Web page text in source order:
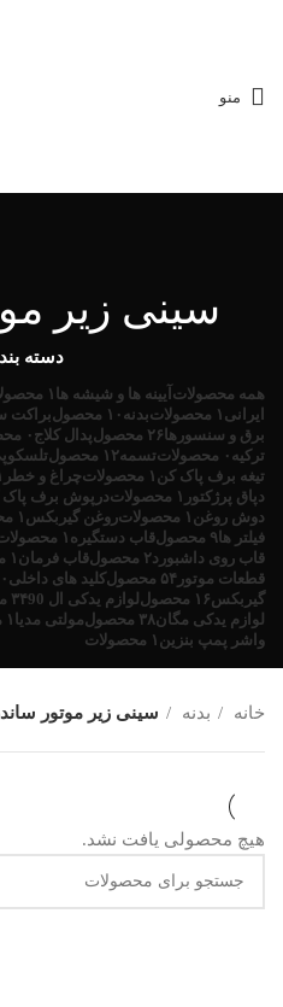
منو
سینی زیر
دسته
همه محصولات آیینه ها و شیشه ها ۱ محصولات
ایرانی ۱ محصولات بدنه ۱۰ محصول براکت
برق و سنسورها۲۶ محصول پدال کلاج ۰ محصولات
ترکیه ۰ محصولات تسمه۱۲ محصول
تیغه برف پاک کن ۱ محصولات چراغ و خطر
دپاق پرژکتور ۱ محصولات درپوش برف
دوش روغن ۱ محصولات روغن گیربکس ۱ محصولات
فیلتر ها۹ محصول قاب دستگیره ۱ محصولات
قاب روی داشبورد۲ محصول قاب فرمان ۱ محصولات
قطعات موتور ۵۴ محصول کلید های داخلی۱۰
گیربکس۱۶ محصول لوازم یدکی ال 90 ۳۴ محصول
لوازم یدکی مگان۳۸ محصول مولتی مدیا ۱ محصولات
واشر پمپ بنزین ۱ محصولات
خانه بدنه سینی زیر موتور
هیچ محصولی یافت نشد.